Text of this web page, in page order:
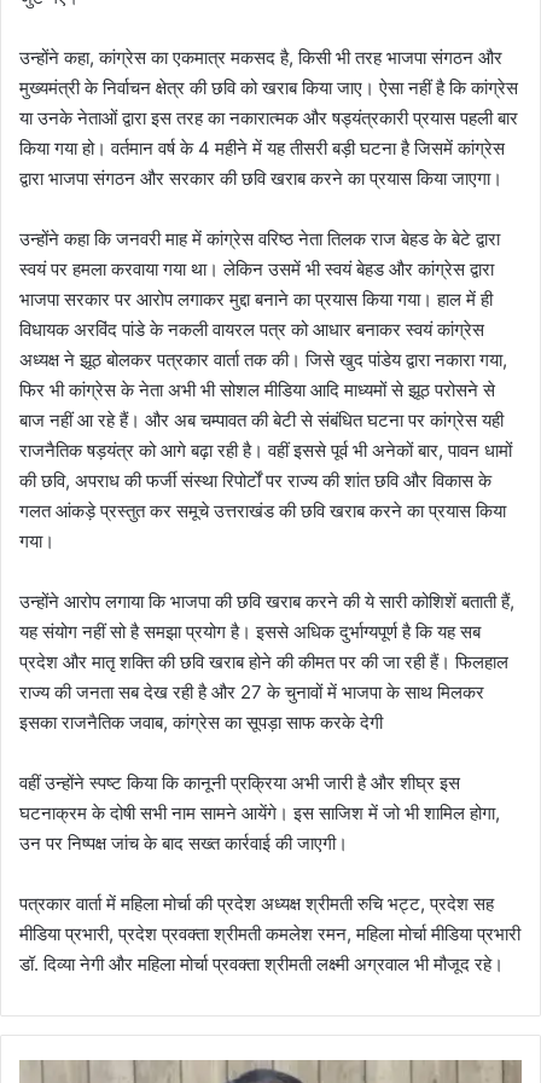
उन्होंने कहा, कांग्रेस का एकमात्र मकसद है, किसी भी तरह भाजपा संगठन और
मुख्यमंत्री के निर्वाचन क्षेत्र की छवि को खराब किया जाए। ऐसा नहीं है कि कांग्रेस
या उनके नेताओं द्वारा इस तरह का नकारात्मक और षड्यंत्रकारी प्रयास पहली बार
किया गया हो। वर्तमान वर्ष के 4 महीने में यह तीसरी बड़ी घटना है जिसमें कांग्रेस
द्वारा भाजपा संगठन और सरकार की छवि खराब करने का प्रयास किया जाएगा।
उन्होंने कहा कि जनवरी माह में कांग्रेस वरिष्ठ नेता तिलक राज बेहड के बेटे द्वारा
स्वयं पर हमला करवाया गया था। लेकिन उसमें भी स्वयं बेहड और कांग्रेस द्वारा
भाजपा सरकार पर आरोप लगाकर मुद्दा बनाने का प्रयास किया गया। हाल में ही
विधायक अरविंद पांडे के नकली वायरल पत्र को आधार बनाकर स्वयं कांग्रेस
अध्यक्ष ने झूठ बोलकर पत्रकार वार्ता तक की। जिसे खुद पांडेय द्वारा नकारा गया,
फिर भी कांग्रेस के नेता अभी भी सोशल मीडिया आदि माध्यमों से झूठ परोसने से
बाज नहीं आ रहे हैं। और अब चम्पावत की बेटी से संबंधित घटना पर कांग्रेस यही
राजनैतिक षड़यंत्र को आगे बढ़ा रही है। वहीं इससे पूर्व भी अनेकों बार, पावन धामों
की छवि, अपराध की फर्जी संस्था रिपोर्टों पर राज्य की शांत छवि और विकास के
गलत आंकड़े प्रस्तुत कर समूचे उत्तराखंड की छवि खराब करने का प्रयास किया
गया।
उन्होंने आरोप लगाया कि भाजपा की छवि खराब करने की ये सारी कोशिशें बताती हैं,
यह संयोग नहीं सो है समझा प्रयोग है। इससे अधिक दुर्भाग्यपूर्ण है कि यह सब
प्रदेश और मातृ शक्ति की छवि खराब होने की कीमत पर की जा रही हैं। फिलहाल
राज्य की जनता सब देख रही है और 27 के चुनावों में भाजपा के साथ मिलकर
इसका राजनैतिक जवाब, कांग्रेस का सूपड़ा साफ करके देगी
वहीं उन्होंने स्पष्ट किया कि कानूनी प्रक्रिया अभी जारी है और शीघ्र इस
घटनाक्रम के दोषी सभी नाम सामने आयेंगे। इस साजिश में जो भी शामिल होगा,
उन पर निष्पक्ष जांच के बाद सख्त कार्रवाई की जाएगी।
पत्रकार वार्ता में महिला मोर्चा की प्रदेश अध्यक्ष श्रीमती रुचि भट्ट, प्रदेश सह
मीडिया प्रभारी, प्रदेश प्रवक्ता श्रीमती कमलेश रमन, महिला मोर्चा मीडिया प्रभारी
डॉ. दिव्या नेगी और महिला मोर्चा प्रवक्ता श्रीमती लक्ष्मी अग्रवाल भी मौजूद रहे।